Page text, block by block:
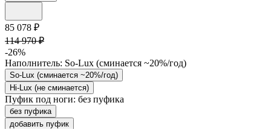
85 078 ₽
114 970 ₽
-26%
Наполнитель: So-Lux (cминается ~20%/год)
So-Lux (cминается ~20%/год)
Hi-Lux (не сминается)
Пуфик под ноги: без пуфика
без пуфика
добавить пуфик